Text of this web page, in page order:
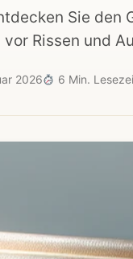
Sie
vor Rissen und
2026 6 Min.